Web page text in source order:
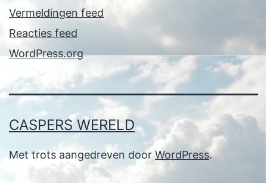
Vermeldingen feed
Reacties feed
WordPress.org
CASPERS WERELD
Met trots aangedreven door WordPress.